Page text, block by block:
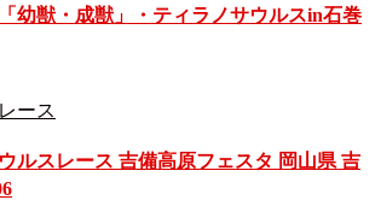
幼獣・成獣」・ティラノサウルスin石巻
ース
ルスレース 吉備高原フェスタ 岡山県 吉